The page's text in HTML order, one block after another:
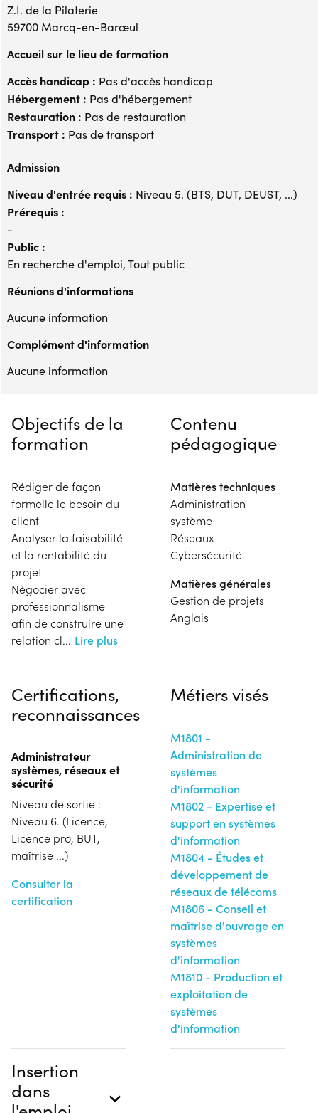
Z.I. de la Pilaterie
59700 Marcq-en-Barœul
Accueil sur le lieu de formation
Accès handicap : Pas d'accès handicap
Hébergement : Pas d'hébergement
Restauration : Pas de restauration
Transport : Pas de transport
Admission
Niveau d'entrée requis : Niveau 5. (BTS, DUT, DEUST, ...)
Prérequis :
-
Public :
En recherche d'emploi, Tout public
Réunions d'informations
Aucune information
Complément d'information
Aucune information
Objectifs de la
formation
Rédiger de façon
formelle le besoin du
client
Analyser la faisabilité
et la rentabilité du
projet
Négocier avec
professionnalisme
afin de construire une
relation cl... Lire plus
Contenu
pédagogique
Matières techniques
Administration
système
Réseaux
Cybersécurité
Matières générales
Gestion de projets
Anglais
Certifications,
reconnaissances
Administrateur
systèmes, réseaux et
sécurité
Niveau de sortie :
Niveau 6. (Licence,
Licence pro, BUT,
maîtrise ...)
Consulter la
certification
Métiers visés
M1801 -
Administration de
systèmes
d'information
M1802 - Expertise et
support en systèmes
d'information
M1804 - Études et
développement de
réseaux de télécoms
M1806 - Conseil et
maîtrise d'ouvrage en
systèmes
d'information
M1810 - Production et
exploitation de
systèmes
d'information
Insertion
dans